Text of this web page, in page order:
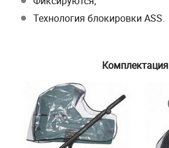
Технология блокировки ASS.
Комплектация